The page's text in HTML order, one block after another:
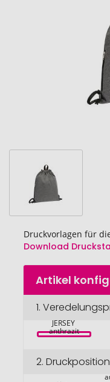
Druckvorlagen für
Download
Zum
Anfang
Bildgalerie
Artikel
1.
JERSEY
anthrazit
2. Druckposition